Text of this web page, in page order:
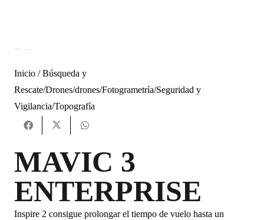
Inicio /Búsqueda y
Rescate/Drones/drones/Fotogrametría/Seguridad y
Vigilancia/Topografía
MAVIC 3
ENTERPRISE
Inspire 2 consigue prolongar el tiempo de vuelo hasta un